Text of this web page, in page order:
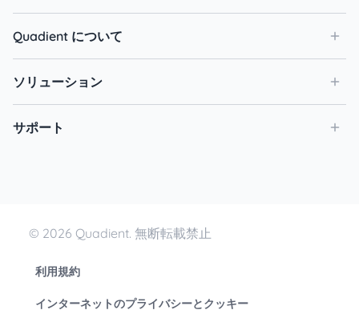
Quadient について
ソリューション
サポート
© 2026 Quadient. 無断転載禁止
利用規約
インターネットのプライバシーとクッキー